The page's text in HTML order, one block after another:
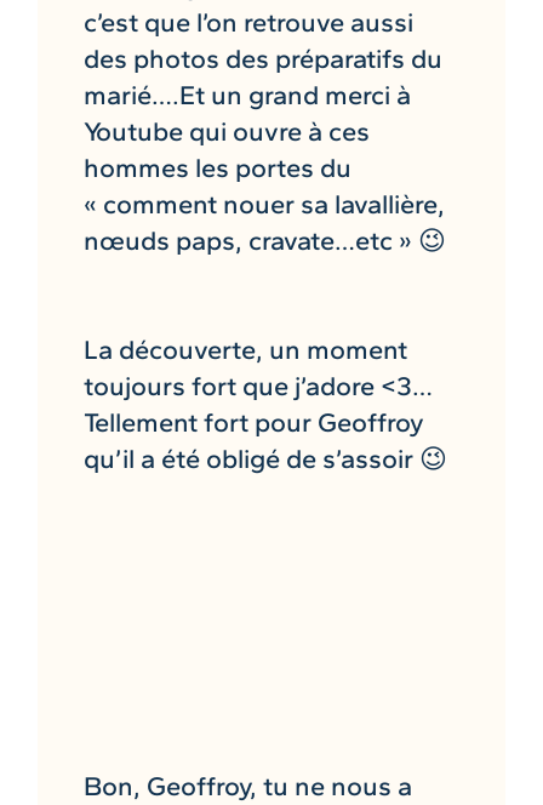
c’est que l’on retrouve aussi
des photos des préparatifs du
marié….Et un grand merci à
Youtube qui ouvre à ces
hommes les portes du
« comment nouer sa lavallière,
nœuds paps, cravate…etc » 😉
La découverte, un moment
toujours fort que j’adore <3…
Tellement fort pour Geoffroy
qu’il a été obligé de s’assoir 😉
Bon, Geoffroy, tu ne nous a